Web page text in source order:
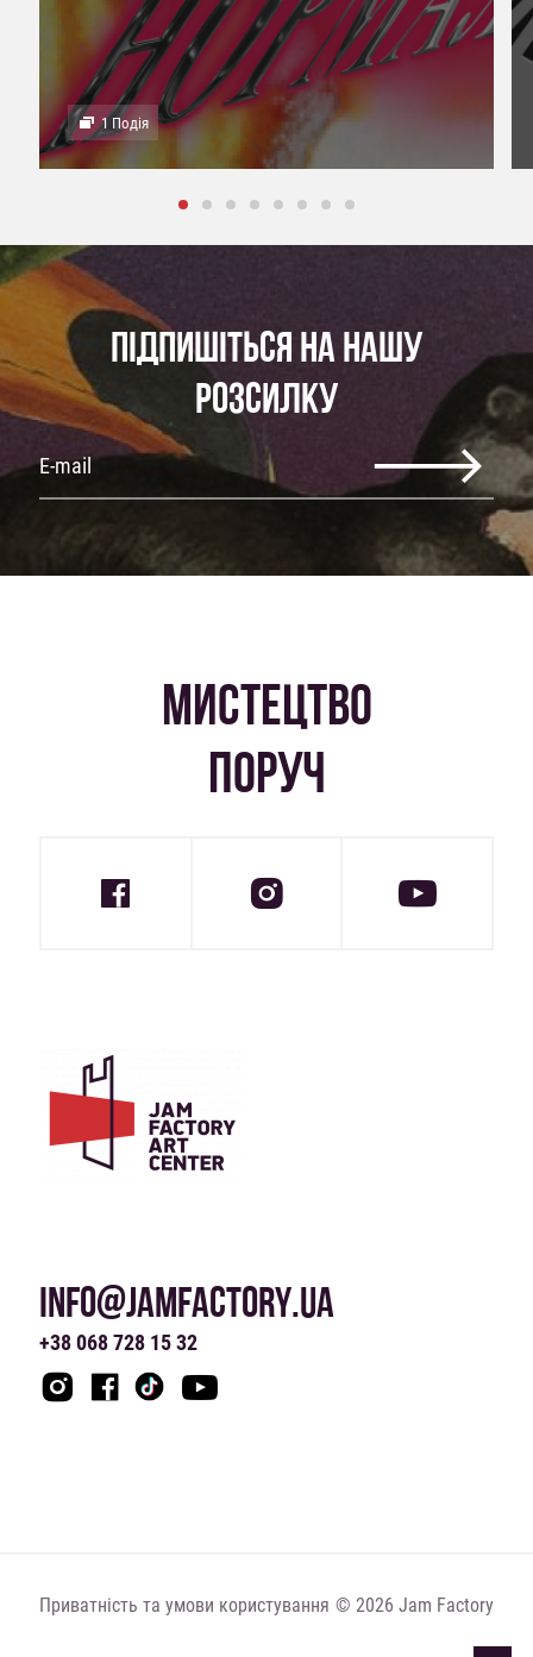
1 Подія
ПІДПИШІТЬСЯ НА НАШУ
РОЗСИЛКУ
МИСТЕЦТВО
ПОРУЧ
INFO@JAMFACTORY.UA
+38 068 728 15 32
Приватність та умови користування © 2026 Jam Factory